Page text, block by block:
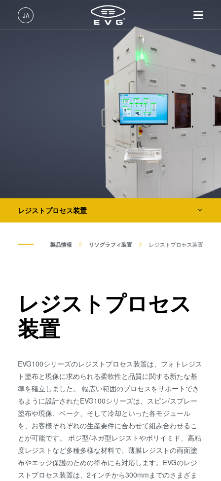
JA
リソグラフィ装置
ナノインプリント・リソグラ
フィ（NIL）装置
ウェーハ接合装置
検査・計測装置
プロセス開発サービス
IR LayerRelease™ 技術
MLE™ マスクレス・リソグ
ラフィ
ナノインプリント・リソグラ
フィ（NIL） - SmartNIL®
ウェーハレベル・オプティク
ス（WLO）
レジストプロセス
共晶接合
合
ダイ・トゥ・ウェーハ プラズ
接合技術
検査・計測
About EVG
拠点一覧
ニュース
展示会・セミナー
サプライヤーおよびパートナ
ー企業
R&D Projects
INSIDER-Jobs
EVGでのお仕事
EVGライフ
INSIDER
How do I become an Insider?
レジストプロセス装置
リソグラフィ装置
マスクアライメント装置
LITHOSCALE® マスクレス露光リソグラフィシステム
リソグラフィ・トラックシステム
ナノインプリント・リソグラフィ（NIL）装置
ウェーハ接合装置
検査・計測装置
製品情報 リソグラフィ装置 レジストプロセス装置
レジストプロセス
装置
EVG100シリーズのレジストプロセス装置は、フォトレジス
ト塗布と現像に求められる柔軟性と品質に関する新たな基
準を確立しました。 幅広い範囲のプロセスをサポートでき
るように設計されたEVG100シリーズは、スピン/スプレー
塗布や現像、ベーク、そして冷却といった各モジュール
を、お客様それぞれの生産要件に合わせて組み合わせるこ
とが可能です。 ポジ型/ネガ型レジストやポリイミド、高粘
度レジストなど多種多様な材料で、薄膜レジストの両面塗
布やエッジ保護のための塗布にも対応します。EVGのレジ
ストプロセス装置は、2インチから300mmまでのさまざま